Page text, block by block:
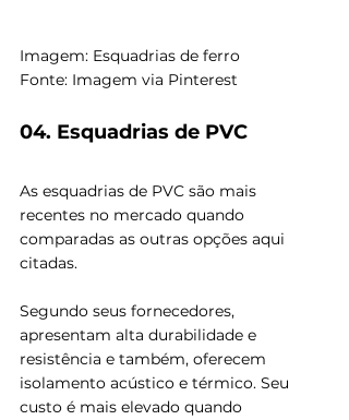
Imagem: Esquadrias de ferro
Fonte: Imagem via Pinterest
04. Esquadrias de PVC
As esquadrias de PVC são mais
recentes no mercado quando
comparadas as outras opções aqui
citadas.
Segundo seus fornecedores,
apresentam alta durabilidade e
resistência e também, oferecem
isolamento acústico e térmico. Seu
custo é mais elevado quando